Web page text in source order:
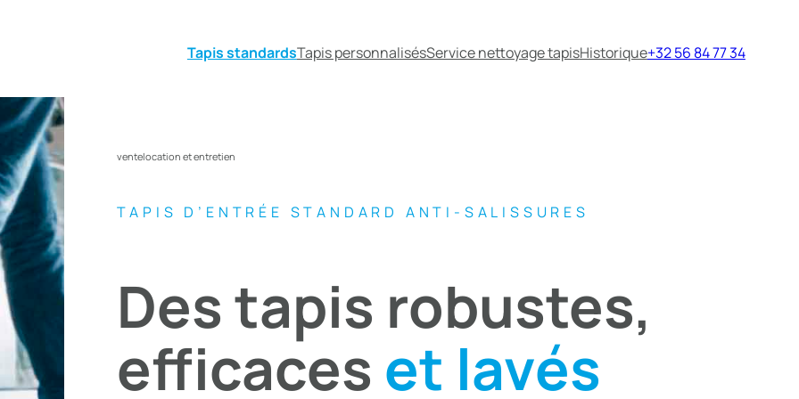
Tapis standardsTapis personnalisésService nettoyage tapisHistorique+32 56 84 77 34
ventelocation et entretien
TAPIS D’ENTRÉE STANDARD ANTI-SALISSURES
Des tapis robustes,
efficaces et lavés